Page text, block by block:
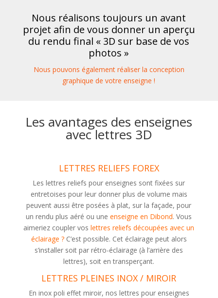
Nous réalisons toujours un avant
projet afin de vous donner un aperçu
du rendu final « 3D sur base de vos
photos »
Nous pouvons également réaliser la conception
graphique de votre enseigne !
Les avantages des enseignes
avec lettres 3D
LETTRES RELIEFS FOREX
Les lettres reliefs pour enseignes sont fixées sur
entretoises pour leur donner plus de volume mais
peuvent aussi être posées à plat, sur la façade, pour
un rendu plus aéré ou uneenseigne en Dibond. Vous
aimeriez coupler voslettres reliefs découpées avec un
éclairage ?C’est possible. Cet éclairage peut alors
s’installer soit par rétro-éclairage (à l’arrière des
lettres), soit en transperçant.
LETTRES PLEINES INOX / MIROIR
En inox poli effet miroir, nos lettres pour enseignes